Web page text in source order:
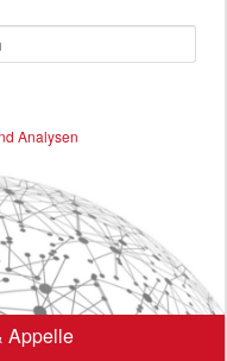
Analysen
Appelle